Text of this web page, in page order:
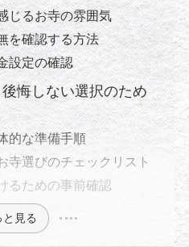
じるお寺の雰囲気
を確認する方法
設定の確認
悔しない選択のため
的な準備手順
寺選びのチェックリスト
るための事前確認
と見る